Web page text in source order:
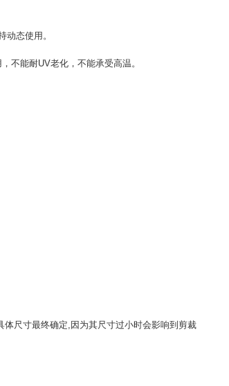
态使用。
不能耐UV老化，不能承受高温。
尺寸最终确定,因为其尺寸过小时会影响到剪裁